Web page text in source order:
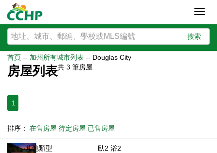
搜索
首頁 -- 加州所有城市列表 -- Douglas City
房屋列表共 3 筆房屋
1
排序： 在售房屋 待定房屋 已售房屋
其他類型
臥2 浴2